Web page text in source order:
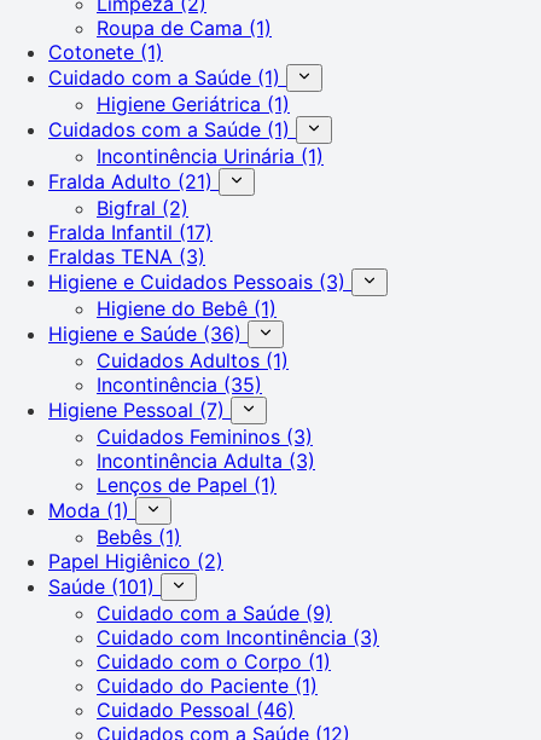
Roupa de Cama (1)
Cotonete (1)
Cuidado com a Saúde (1)
Higiene Geriátrica (1)
Cuidados com a Saúde (1)
Incontinência Urinária (1)
Fralda Adulto (21)
Bigfral (2)
Fralda Infantil (17)
Fraldas TENA (3)
Higiene e Cuidados Pessoais (3)
Higiene do Bebê (1)
Higiene e Saúde (36)
Cuidados Adultos (1)
Incontinência (35)
Higiene Pessoal (7)
Cuidados Femininos (3)
Incontinência Adulta (3)
Lenços de Papel (1)
Moda (1)
Bebês (1)
Papel Higiênico (2)
Saúde (101)
Cuidado com a Saúde (9)
Cuidado com Incontinência (3)
Cuidado com o Corpo (1)
Cuidado do Paciente (1)
Cuidado Pessoal (46)
Cuidados com a Saúde (12)